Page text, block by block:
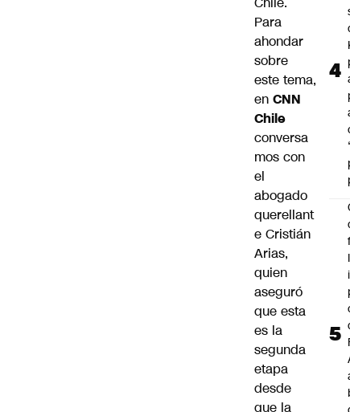
Para
ahondar
sobre
este tema,
en CNN
Chile
conversa
mos con
el
abogado
querellant
e Cristián
Arias,
quien
aseguró
que esta
es la
segunda
etapa
desde
que la